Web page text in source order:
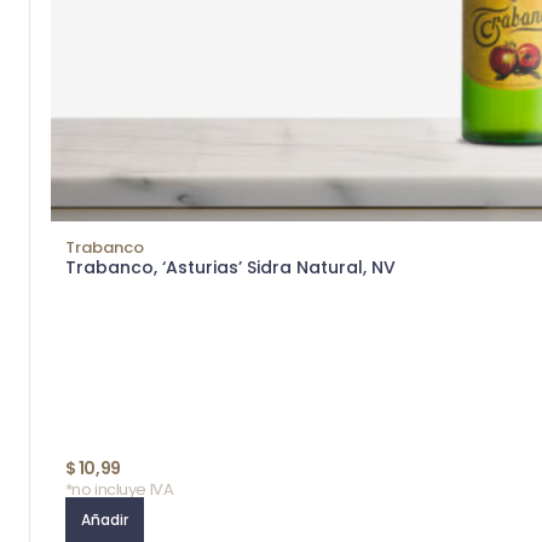
Trabanco
Trabanco, ‘Asturias’ Sidra Natural, NV
$10,99
*no incluye IVA
Añadir